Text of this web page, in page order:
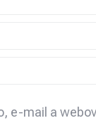
e-mail a